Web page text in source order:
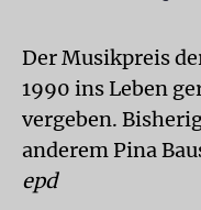
Der Musikpreis
1990 ins Leben
vergeben.
anderem Pina
epd